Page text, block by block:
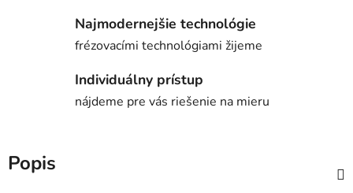
Najmodernejšie technológie
frézovacími technológiami žijeme
Individuálny prístup
nájdeme pre vás riešenie na mieru
Popis